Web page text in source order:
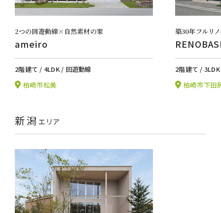
2つの回遊動線×自然素材の家
ameiro
2階建て / 4LDK / 回遊動線
柏崎市松美
築30年フルリ
2階建て /
柏崎市下田
新潟 エリア